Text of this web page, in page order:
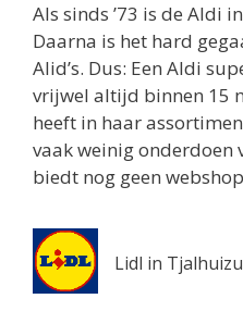
Als sinds ’73 is de Aldi
Daarna is het hard
Alid’s. Dus: Een Aldi
vrijwel altijd binnen 15
heeft in haar
vaak weinig onderdoen
biedt nog geen
Lidl in